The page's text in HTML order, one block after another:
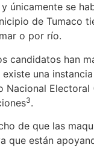
únicamente se
de Tumaco
o por río.
candidatos han
una
3.
de que las
que están